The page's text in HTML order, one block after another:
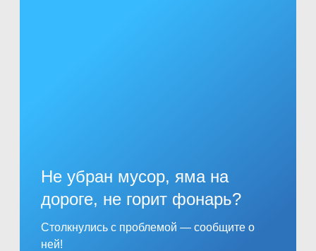
Не убран мусор, яма на
дороге, не горит фонарь?
Столкнулись с проблемой — сообщите о
ней!